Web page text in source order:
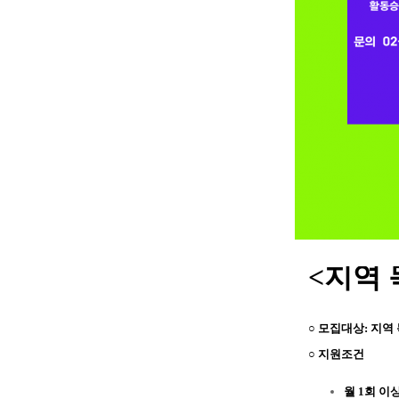
<지역
○ 모집대상: 지역
○ 지원조건
월 1회 이